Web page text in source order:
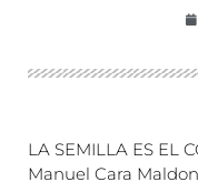
LA SEMILLA ES EL
Manuel Cara